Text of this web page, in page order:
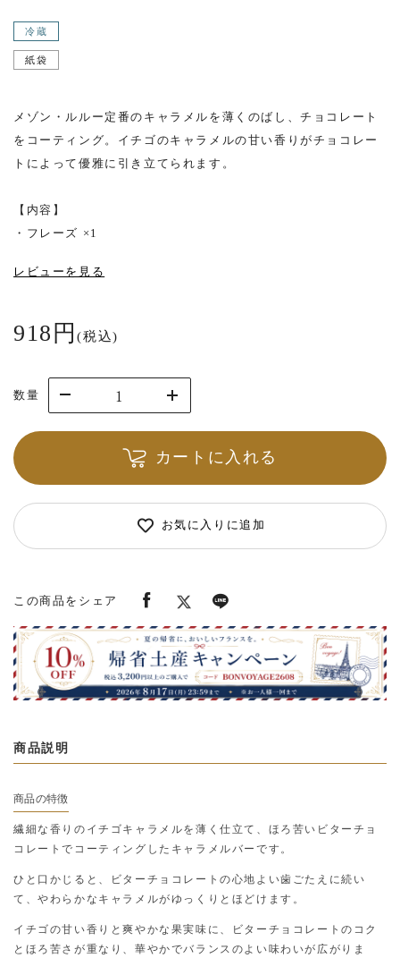
冷蔵
紙袋
メゾン・ルルー定番のキャラメルを薄くのばし、チョコレート
をコーティング。イチゴのキャラメルの甘い香りがチョコレー
トによって優雅に引き立てられます。
【内容】
・フレーズ ×1
レビューを見る
918円(税込)
数量
カートに入れる
お気に入りに追加
この商品をシェア
商品説明
商品の特徴
繊細な香りのイチゴキャラメルを薄く仕立て、ほろ苦いビターチョ
コレートでコーティングしたキャラメルバーです。
ひと口かじると、ビターチョコレートの心地よい歯ごたえに続い
て、やわらかなキャラメルがゆっくりとほどけます。
イチゴの甘い香りと爽やかな果実味に、ビターチョコレートのコク
とほろ苦さが重なり、華やかでバランスのよい味わいが広がりま